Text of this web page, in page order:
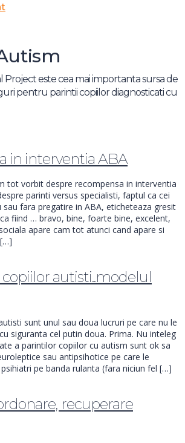
este cea mai importanta sursa de
pentru parintii copiilor diagnosticati cu
in interventia ABA
tot vorbit despre recompensa in interventia
parinti versus specialisti, faptul ca cei
fara pregatire in ABA, eticheteaza gresit
fiind … bravo, bine, foarte bine, excelent,
apare cam tot atunci cand apare si
autisti..modelul
sunt unul sau doua lucruri pe care nu le
siguranta cel putin doua. Prima. Nu inteleg
a parintilor copiilor cu autism sunt ok sa
sau antipsihotice pe care le
pe banda rulanta (fara niciun fel […]
recuperare